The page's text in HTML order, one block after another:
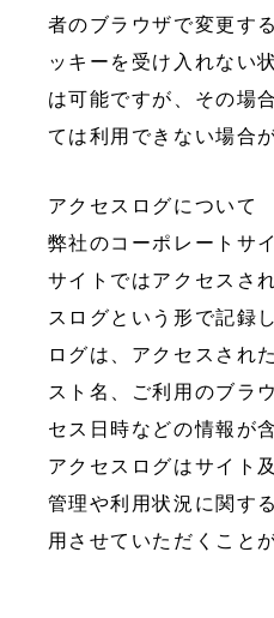
者のブラウザで変更す
ッキーを受け入れない
は可能ですが、その場
ては利用できない場合
アクセスログについて
弊社のコーポレートサ
サイトではアクセスさ
スログという形で記録
ログは、アクセスされ
スト名、ご利用のブラ
セス日時などの情報が
アクセスログはサイト
管理や利用状況に関す
用させていただくこと